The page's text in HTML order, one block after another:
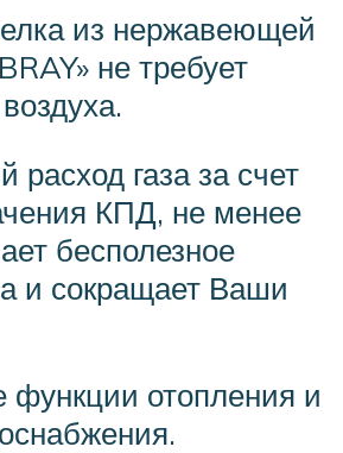
из нержавеющей
не требует
расход газа за счет
КПД, не менее
бесполезное
и сокращает Ваши
отопления и